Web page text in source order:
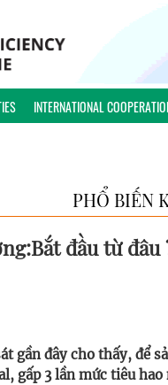
INTERNATIONAL
PHỔ BIẾN
đầu từ đâu
gần đây cho thấy, để
gấp 3 lần mức tiêu